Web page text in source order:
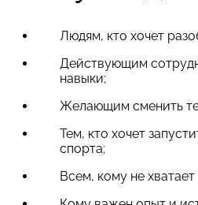
Людям, кто хочет
Действующим
навыки;
Желающим сменить
Тем, кто хочет
спорта;
Всем, кому не